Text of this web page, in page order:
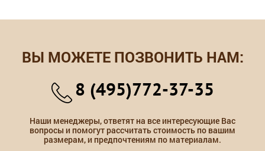
ВЫ МОЖЕТЕ ПОЗВОНИТЬ НАМ:
8 (495)772-37-35
Наши менеджеры, ответят на все интересующие Вас
вопросы и помогут рассчитать стоимость по вашим
размерам, и предпочтениям по материалам.